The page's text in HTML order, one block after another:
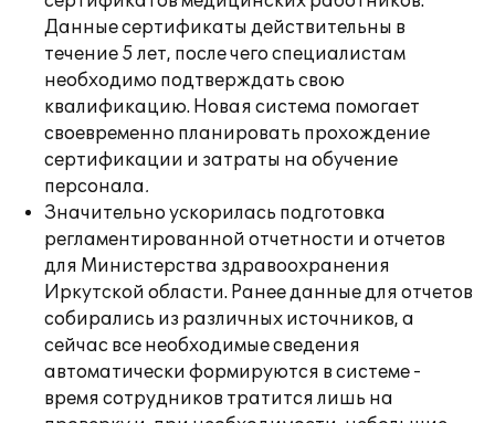
Данные сертификаты действительны в
течение 5 лет, после чего специалистам
необходимо подтверждать свою
квалификацию. Новая система помогает
своевременно планировать прохождение
сертификации и затраты на обучение
персонала.
Значительно ускорилась подготовка
регламентированной отчетности и отчетов
для Министерства здравоохранения
Иркутской области. Ранее данные для отчетов
собирались из различных источников, а
сейчас все необходимые сведения
автоматически формируются в системе -
время сотрудников тратится лишь на